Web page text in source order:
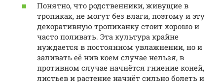
Понятно, что родственники, живущие в
тропиках, не могут без влаги, поэтому и эту
декоративную тропиканку стоит хорошо и
часто поливать. Эта культура крайне
нуждается в постоянном увлажнении, но и
заливать её нив коем случае нельзя, в
противном случае начнётся гниение коней,
листьев и растение начнёт сильно болеть и